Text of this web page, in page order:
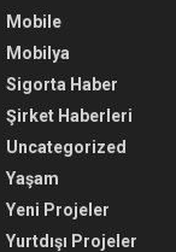
Mobile
Mobilya
Sigorta Haber
Şirket Haberleri
Uncategorized
Yaşam
Yeni Projeler
Yurtdışı Projeler